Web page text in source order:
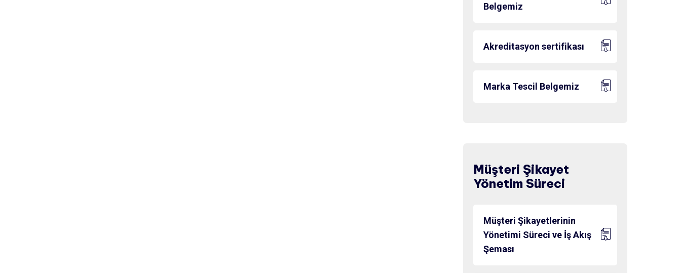
Belgemiz
Akreditasyon sertifikası
Marka Tescil Belgemiz
Müşteri Şikayet
Yönetim Süreci
Müşteri Şikayetlerinin
Yönetimi Süreci ve İş Akış
Şeması